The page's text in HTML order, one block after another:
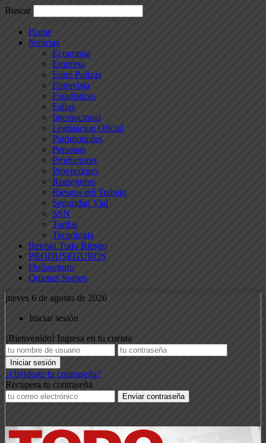
Buscar
Home
Noticias
Economia
Empresa
Entre Polizas
Entrevista
Estadisticas
Fallos
Internacional
Legislacion Oficial
Patrimoniales
Personas
Productores
Proveedores
Reaseguros
Riesgos del Trabajo
Seguridad Vial
SSN
Tarifas
Tecnologia
Revista Todo Riesgo
PRODUSEGUROS
Ondaseguro
Quienes Somos
jueves 6 de agosto de 2026
Iniciar sesión
¡Bienvenido! Ingresa en tu cuenta
¿Olvidaste tu contraseña?
Recupera tu contraseña